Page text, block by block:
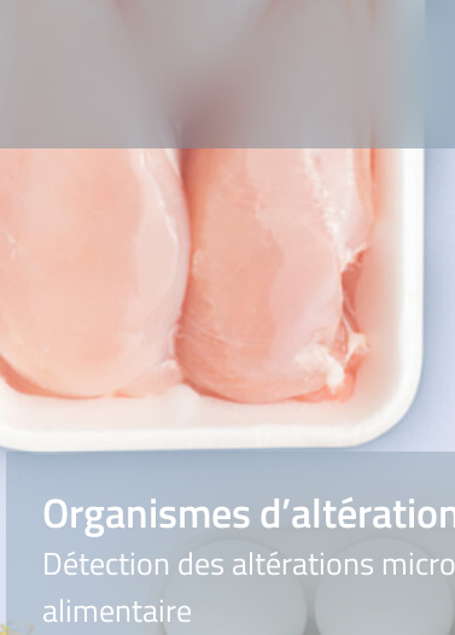
Organismes
Détection des altérations
alimentaire